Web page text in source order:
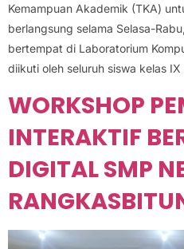
Kemampuan Akademik (TKA)
berlangsung selama Selasa-
bertempat di Laboratorium
diikuti oleh seluruh siswa kelas
WORKSHOP
INTERAKTIF
DIGITAL SMP